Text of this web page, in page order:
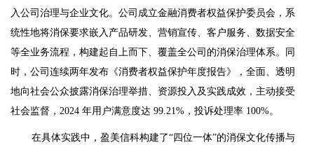
入公司治理与企业文化。公司成立金融消费者权益保护委员会，系
统性地将消保要求嵌入产品研发、营销宣传、客户服务、数据安全
等全业务流程，构建起自上而下、覆盖全公司的消保治理体系。同
时，公司连续两年发布《消费者权益保护年度报告》，全面、透明
地向社会公众披露消保治理举措、资源投入及实践成效，主动接受
社会监督，2024 年用户满意度达 99.21%，投诉处理率 100%。
在具体实践中，盈美信科构建了“四位一体”的消保文化传播与